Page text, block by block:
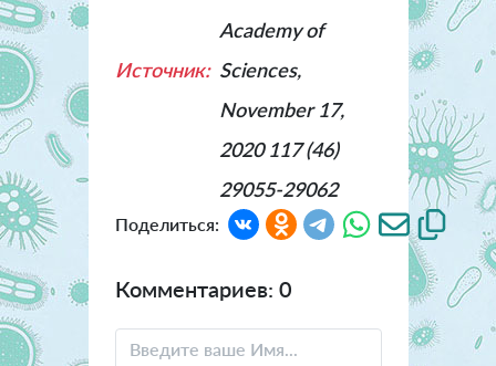
Источник:
Academy of
Sciences,
November 17,
2020 117 (46)
29055-29062
Поделиться:
Комментариев: 0